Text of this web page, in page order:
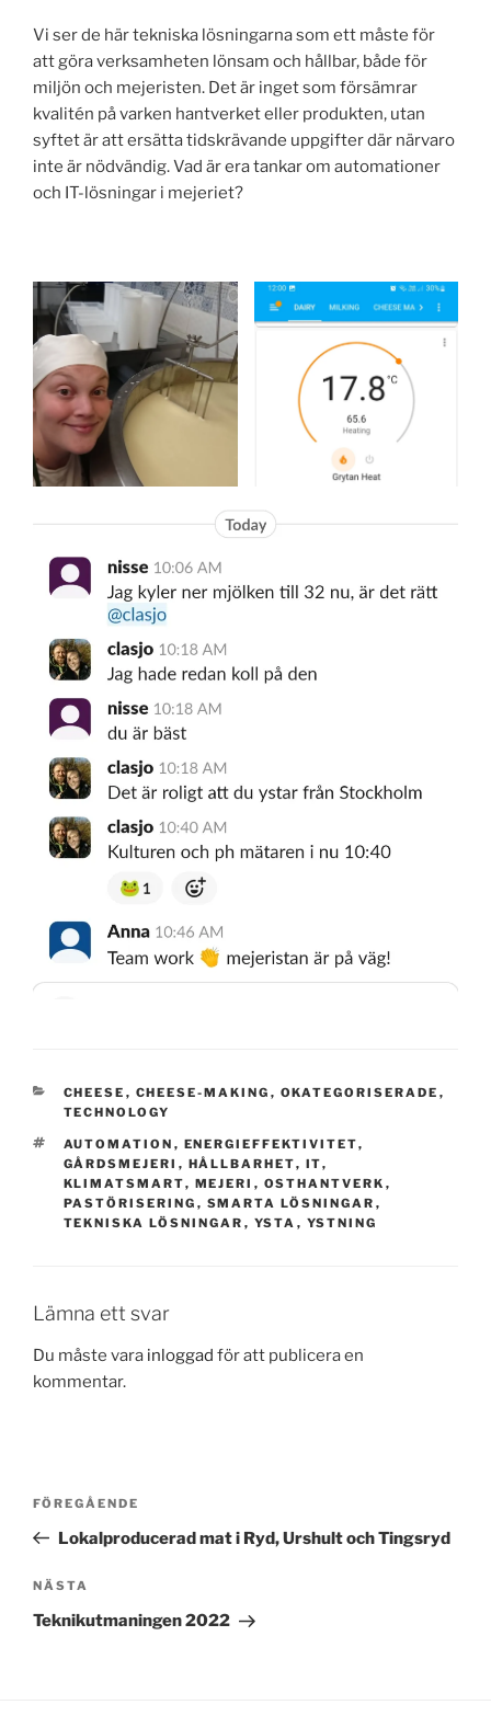
Vi ser de här tekniska lösningarna som ett måste för
att göra verksamheten lönsam och hållbar, både för
miljön och mejeristen. Det är inget som försämrar
kvalitén på varken hantverket eller produkten, utan
syftet är att ersätta tidskrävande uppgifter där närvaro
inte är nödvändig. Vad är era tankar om automationer
och IT-lösningar i mejeriet?
KATEGORIER
CHEESE , CHEESE-MAKING , OKATEGORISERADE ,
TECHNOLOGY
TAGGAR
AUTOMATION , ENERGIEFFEKTIVITET,
GÅRDSMEJERI , HÅLLBARHET, IT,
KLIMATSMART, MEJERI , OSTHANTVERK ,
PASTÖRISERING , SMARTA LÖSNINGAR ,
TEKNISKA LÖSNINGAR , YSTA , YSTNING
Lämna ett svar
Du måste vara inloggad för att publicera en
kommentar.
Inläggsnavigering
Föregående
inlägg
FÖREGÅENDE
Lokalproducerad mat i Ryd, Urshult och Tingsryd
Nästa
inlägg
NÄSTA
Teknikutmaningen 2022